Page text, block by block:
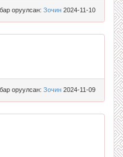
оруулсан: Зочин 2024-11-10
оруулсан: Зочин 2024-11-09